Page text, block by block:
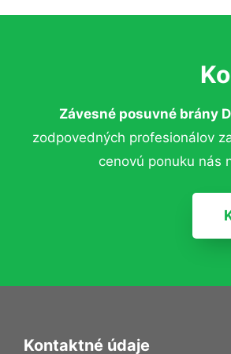
Závesné posuvné brány
zodpovedných profesionálov
cenovú ponuku nás
Kontaktné údaje